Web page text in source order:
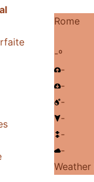
Rome
-º
-
-
-
-
-
-
Weather